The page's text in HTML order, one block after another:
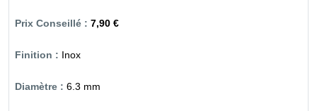
7,90 €
Inox
6.3 mm